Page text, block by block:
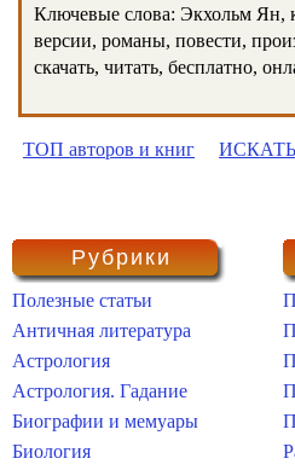
Ключевые слова: Экхольм Ян,
версии, романы, повести,
скачать, читать, бесплатно,
ТОП авторов и книг
Рубрики
Полезные статьи
Античная литература
Астрология
Астрология. Гадание
Биографии и мемуары
Биология